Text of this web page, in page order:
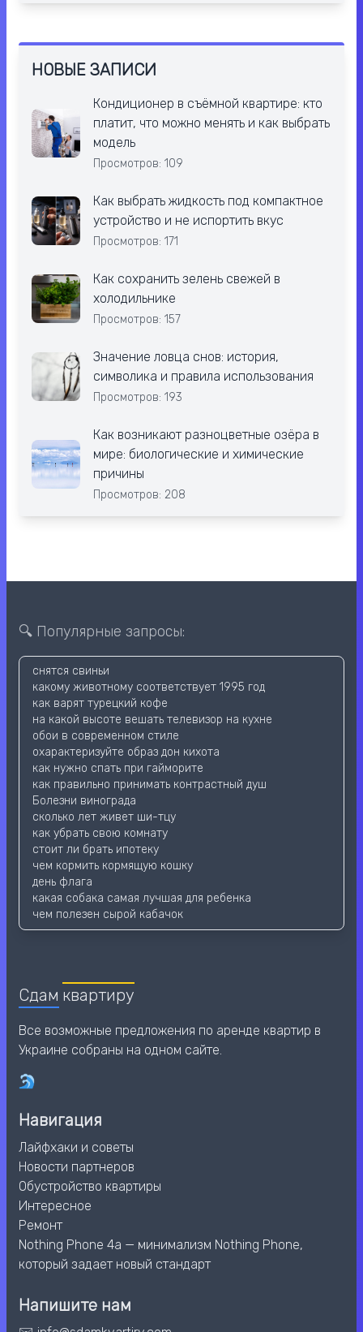
НОВЫЕ ЗАПИСИ
Кондиционер в съёмной квартире: кто
платит, что можно менять и как выбрать
модель
Просмотров: 109
Как выбрать жидкость под компактное
устройство и не испортить вкус
Просмотров: 171
Как сохранить зелень свежей в
холодильнике
Просмотров: 157
Значение ловца снов: история,
символика и правила использования
Просмотров: 193
Как возникают разноцветные озёра в
мире: биологические и химические
причины
Просмотров: 208
🔍 Популярные запросы:
снятся свиньи
какому животному соответствует 1995 год
как варят турецкий кофе
на какой высоте вешать телевизор на кухне
обои в современном стиле
охарактеризуйте образ дон кихота
как нужно спать при гайморите
как правильно принимать контрастный душ
Болезни винограда
сколько лет живет ши-тцу
как убрать свою комнату
стоит ли брать ипотеку
чем кормить кормящую кошку
день флага
какая собака самая лучшая для ребенка
чем полезен сырой кабачок
Сдам квартиру
Все возможные предложения по аренде квартир в
Украине собраны на одном сайте.
Навигация
Лайфхаки и советы
Новости партнеров
Обустройство квартиры
Интересное
Ремонт
Nothing Phone 4a — минимализм Nothing Phone,
который задает новый стандарт
Напишите нам